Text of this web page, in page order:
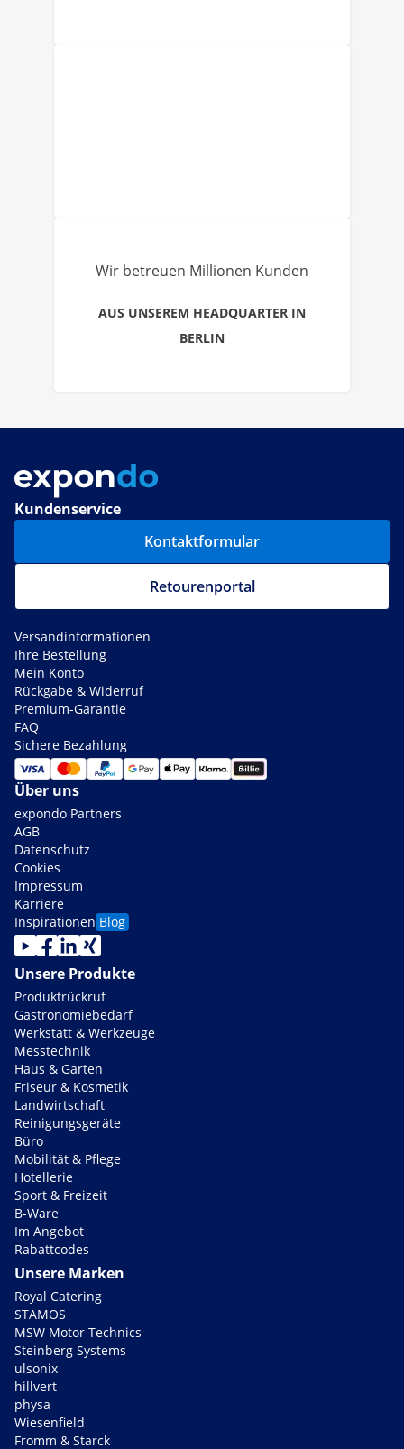
Wir betreuen Millionen Kunden
AUS UNSEREM HEADQUARTER IN
BERLIN
Kundenservice
Kontaktformular
Retourenportal
Versandinformationen
Ihre Bestellung
Mein Konto
Rückgabe & Widerruf
Premium-Garantie
FAQ
Sichere Bezahlung
Über uns
expondo Partners
AGB
Datenschutz
Cookies
Impressum
Karriere
Inspirationen Blog
Unsere Produkte
Produktrückruf
Gastronomiebedarf
Werkstatt & Werkzeuge
Messtechnik
Haus & Garten
Friseur & Kosmetik
Landwirtschaft
Reinigungsgeräte
Büro
Mobilität & Pflege
Hotellerie
Sport & Freizeit
B-Ware
Im Angebot
Rabattcodes
Unsere Marken
Royal Catering
STAMOS
MSW Motor Technics
Steinberg Systems
ulsonix
hillvert
physa
Wiesenfield
Fromm & Starck